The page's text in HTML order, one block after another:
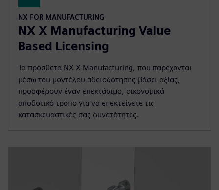
NX FOR MANUFACTURING
NX X Manufacturing Value
Based Licensing
Τα πρόσθετα NX X Manufacturing, που παρέχονται
μέσω του μοντέλου αδειοδότησης βάσει αξίας,
προσφέρουν έναν επεκτάσιμο, οικονομικά
αποδοτικό τρόπο για να επεκτείνετε τις
κατασκευαστικές σας δυνατότητες.